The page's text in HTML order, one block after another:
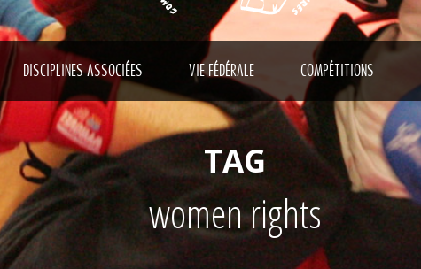
DISCIPLINES ASSOCIÉES VIE FÉDÉRALE COMPÉTITIONS
TAG
women rights